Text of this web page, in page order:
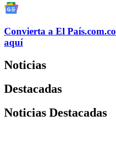
Convierta a El País.com.co
aquí
Noticias
Destacadas
Noticias Destacadas